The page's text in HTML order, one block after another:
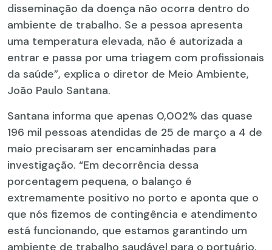
disseminação da doença não ocorra dentro do
ambiente de trabalho. Se a pessoa apresenta
uma temperatura elevada, não é autorizada a
entrar e passa por uma triagem com profissionais
da saúde”, explica o diretor de Meio Ambiente,
João Paulo Santana.
Santana informa que apenas 0,002% das quase
196 mil pessoas atendidas de 25 de março a 4 de
maio precisaram ser encaminhadas para
investigação. “Em decorrência dessa
porcentagem pequena, o balanço é
extremamente positivo no porto e aponta que o
que nós fizemos de contingência e atendimento
está funcionando, que estamos garantindo um
ambiente de trabalho saudável para o portuário,